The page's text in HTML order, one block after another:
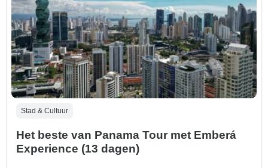
Stad & Cultuur
Het beste van Panama Tour met Emberá
Experience (13 dagen)